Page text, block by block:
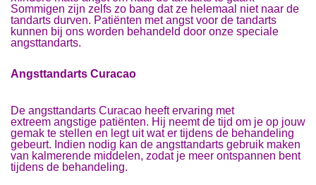
Sommigen zijn zelfs zo bang dat ze helemaal niet naar de
tandarts durven. Patiënten met angst voor de tandarts
kunnen bij ons worden behandeld door onze speciale
angsttandarts.
Angsttandarts Curacao
De angsttandarts Curacao heeft ervaring met
extreem angstige patiënten. Hij neemt de tijd om je op jouw
gemak te stellen en legt uit wat er tijdens de behandeling
gebeurt. Indien nodig kan de angsttandarts gebruik maken
van kalmerende middelen, zodat je meer ontspannen bent
tijdens de behandeling.